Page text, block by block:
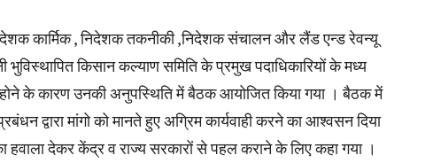
कार्मिक , निदेशक तकनीकी ,निदेशक संचालन और लैंड एन्ड रेवन्यू
भुविस्थापित किसान कल्याण समिति के प्रमुख पदाधिकारियों के मध्य
के कारण उनकी अनुपस्थिति में बैठक आयोजित किया गया । बैठक में
द्वारा मांगो को मानते हुए अग्रिम कार्यवाही करने का आश्वसन दिया
हवाला देकर केंद्र व राज्य सरकारों से पहल कराने के लिए कहा गया ।